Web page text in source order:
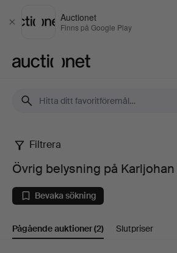
Stäng
Auctionet
Finns på Google Play
Övrig
belysning
på
Karljohan
Filtrera
Övrig belysning på
Bevaka sökning
Pågående auktioner(2) Slutpriser